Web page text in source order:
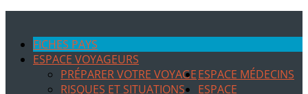
FICHES PAYS
ESPACE VOYAGEURS
PRÉPARER VOTRE VOYAGE
RISQUES ET SITUATIONS
ESPACE MÉDECINS
ESPACE